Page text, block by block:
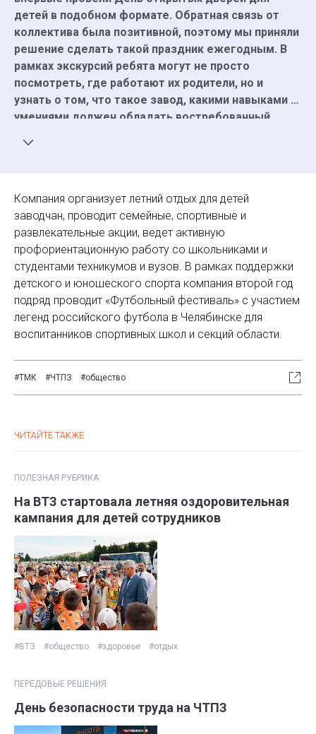
детей в подобном формате. Обратная связь от
коллектива была позитивной, поэтому мы приняли
решение сделать такой праздник ежегодным. В
рамках экскурсий ребята могут не просто
посмотреть, где работают их родители, но и
узнать о том, что такое завод, какими навыками и
умениями должен обладать востребованный
Компания организует летний отдых для детей
заводчан, проводит семейные, спортивные и
развлекательные акции, ведет активную
профориентационную работу со школьниками и
студентами техникумов и вузов. В рамках поддержки
детского и юношеского спорта компания второй год
подряд проводит «Футбольный фестиваль» с участием
легенд российского футбола в Челябинске для
воспитанников спортивных школ и секций области.
#ТМК #ЧТПЗ #общество
ЧИТАЙТЕ ТАКЖЕ
ПОЛЕЗНАЯ РУБРИКА
На ВТЗ стартовала летняя оздоровительная
кампания для детей сотрудников
#ВТЗ #общество #здоровье #отдых
ПЕРЕДОВЫЕ РЕШЕНИЯ
День безопасности труда на ЧТПЗ